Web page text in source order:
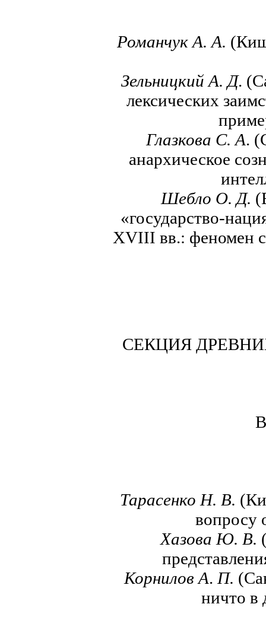
Романчук А. А.
Зельницкий А. Д.
лексических
Глазкова С. А.
анархическое
Шебло О. Д.
«государство-
XVIII вв.: феномен
СЕКЦИЯ
Тарасенко Н. В.
вопросу
Хазова Ю. В.
Корнилов А. П.
ничто в